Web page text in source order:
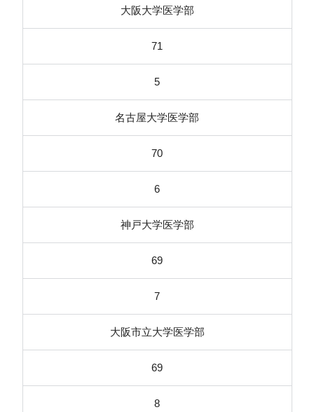
大阪大学医学部
71
5
名古屋大学医学部
70
6
神戸大学医学部
69
7
大阪市立大学医学部
69
8